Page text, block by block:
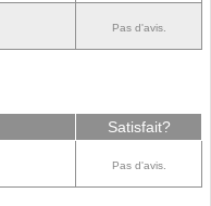
Pas d'avis.
Satisfait?
Pas d'avis.